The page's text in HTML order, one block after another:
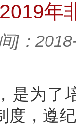
年
]：
是为了
度，遵